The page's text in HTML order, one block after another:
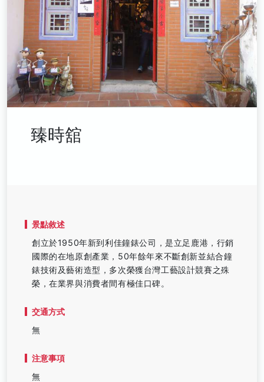
臻時舘
景點敘述
創立於1950年新到利佳鐘錶公司，是立足鹿港，行銷
國際的在地原創產業，50年餘年來不斷創新並結合鐘
錶技術及藝術造型，多次榮獲台灣工藝設計競賽之殊
榮，在業界與消費者間有極佳口碑。
交通方式
無
注意事項
無